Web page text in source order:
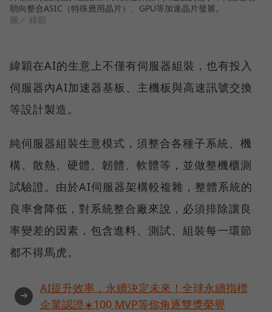
朝向整合ASIC（特殊應用晶片）、GPU等加速晶片發展。
圖／ 緯穎
緯穎在AI的生意上不僅有伺服器組裝，也有投入
伺服器內AI加速器基板、主機板與高速訊號交換
等設計製造。
純伺服器組裝生意模式，須整合各種子系統、機
構、散熱、硬體、韌體、軟體等，並做整機櫃測
試驗證。由於AI伺服器架構較複雜，整體系統的
良率會降低，對系統整合廠來說，必須排除讓良
率變差的因素，包含進料、測試、組裝每一環節
都不得馬虎。
➜
AI提升效率，永續決定未來！全球永續指標
企業認證☀️100 MVP等你角逐雙獎榮譽